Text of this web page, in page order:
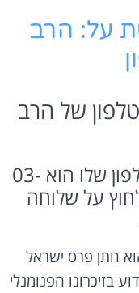
על: הרב
של הרב
לפי האתר של הרב פירר, הטלפון שלו הוא 03-
ללחוץ על שלוחה
חתן פרס ישראל
בזיכרונו הפנומנלי